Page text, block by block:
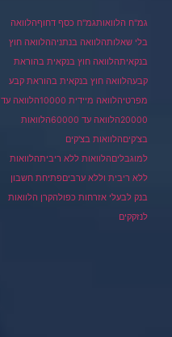
גמ"ח הלוואותגמ"ח כסף דחוףהלוואה
בלי שאלותהלוואה בנתניההלוואה חוץ
בנקאיתהלוואה חוץ בנקאית בהוראת
קבעהלוואה חוץ בנקאית בהוראת קבע
מפרטיהלוואה מיידית 10000
הלוואה עד
20000הלוואה עד 60000
הלוואות
בצ'קיםהלוואות בצ'קים
למוגבליםהלוואות ללא ריביתהלוואות
ללא ריבית וללא ערביםפתיחת חשבון
בנק לבעלי אזרחות כפולהקרן הלוואות
לנזקקים